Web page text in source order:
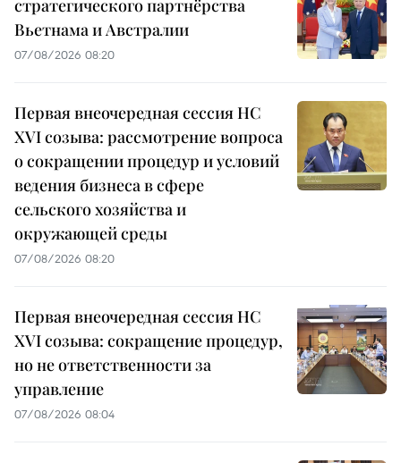
стратегического партнёрства
Вьетнама и Австралии
07/08/2026 08:20
Первая внеочередная сессия НС
XVI созыва: рассмотрение вопроса
о сокращении процедур и условий
ведения бизнеса в сфере
сельского хозяйства и
окружающей среды
07/08/2026 08:20
Первая внеочередная сессия НС
XVI созыва: сокращение процедур,
но не ответственности за
управление
07/08/2026 08:04